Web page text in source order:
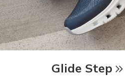
Glide Step